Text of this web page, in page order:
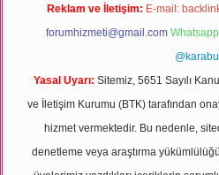
Reklam ve İletişim: E-mail:
forumhizmeti@gmail.com
@karabul
Yasal Uyarı: Sitemiz, 5651 Sayılı
ve İletişim Kurumu (BTK) tarafından
hizmet vermektedir. Bu nedenle,
denetleme veya araştırma